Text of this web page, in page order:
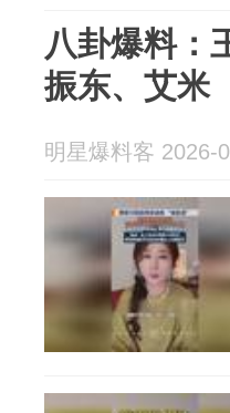
八卦爆料：
振东、艾米
明星爆料客 2026-